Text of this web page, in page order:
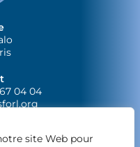
site Web pour
04 04